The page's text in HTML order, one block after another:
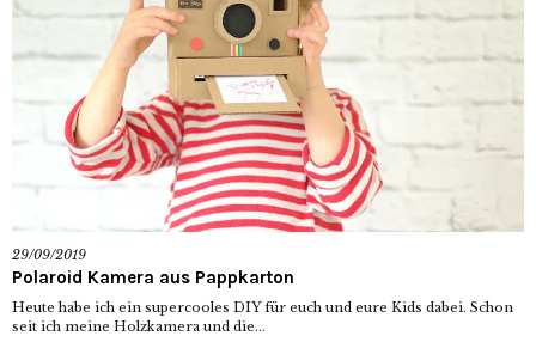
29/09/2019
Polaroid Kamera aus Pappkarton
Heute habe ich ein supercooles DIY für euch und eure Kids dabei. Schon
seit ich meine Holzkamera und die...